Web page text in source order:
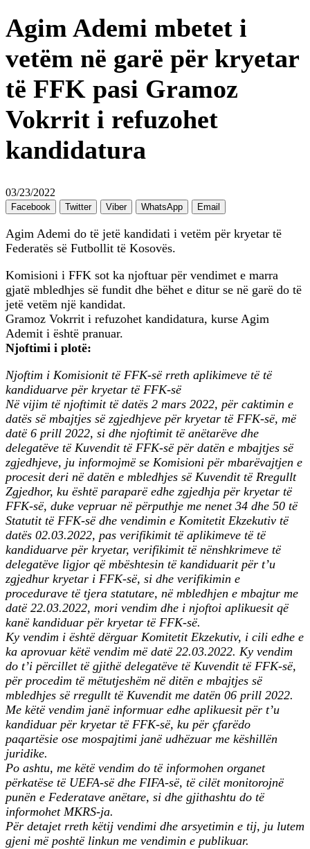
Agim Ademi mbetet i
vetëm në garë për kryetar
të FFK pasi Gramoz
Vokrrit i refuzohet
kandidatura
03/23/2022
Facebook Twitter Viber WhatsApp Email
Agim Ademi do të jetë kandidati i vetëm për kryetar të
Federatës së Futbollit të Kosovës.
Komisioni i FFK sot ka njoftuar për vendimet e marra
gjatë mbledhjes së fundit dhe bëhet e ditur se në garë do të
jetë vetëm një kandidat.
Gramoz Vokrrit i refuzohet kandidatura, kurse Agim
Ademit i është pranuar.
Njoftimi i plotë:
Njoftim i Komisionit të FFK-së rreth aplikimeve të të
kandiduarve për kryetar të FFK-së
Në vijim të njoftimit të datës 2 mars 2022, për caktimin e
datës së mbajtjes së zgjedhjeve për kryetar të FFK-së, më
datë 6 prill 2022, si dhe njoftimit të anëtarëve dhe
delegatëve të Kuvendit të FFK-së për datën e mbajtjes së
zgjedhjeve, ju informojmë se Komisioni për mbarëvajtjen e
procesit deri në datën e mbledhjes së Kuvendit të Rregullt
Zgjedhor, ku është paraparë edhe zgjedhja për kryetar të
FFK-së, duke vepruar në përputhje me nenet 34 dhe 50 të
Statutit të FFK-së dhe vendimin e Komitetit Ekzekutiv të
datës 02.03.2022, pas verifikimit të aplikimeve të të
kandiduarve për kryetar, verifikimit të nënshkrimeve të
delegatëve ligjor që mbështesin të kandiduarit për t’u
zgjedhur kryetar i FFK-së, si dhe verifikimin e
procedurave të tjera statutare, në mbledhjen e mbajtur me
datë 22.03.2022, mori vendim dhe i njoftoi aplikuesit që
kanë kandiduar për kryetar të FFK-së.
Ky vendim i është dërguar Komitetit Ekzekutiv, i cili edhe e
ka aprovuar këtë vendim më datë 22.03.2022. Ky vendim
do t’i përcillet të gjithë delegatëve të Kuvendit të FFK-së,
për procedim të mëtutjeshëm në ditën e mbajtjes së
mbledhjes së rregullt të Kuvendit me datën 06 prill 2022.
Me këtë vendim janë informuar edhe aplikuesit për t’u
kandiduar për kryetar të FFK-së, ku për çfarëdo
paqartësie ose mospajtimi janë udhëzuar me këshillën
juridike.
Po ashtu, me këtë vendim do të informohen organet
përkatëse të UEFA-së dhe FIFA-së, të cilët monitorojnë
punën e Federatave anëtare, si dhe gjithashtu do të
informohet MKRS-ja.
Për detajet rreth këtij vendimi dhe arsyetimin e tij, ju lutem
gjeni më poshtë linkun me vendimin e publikuar.